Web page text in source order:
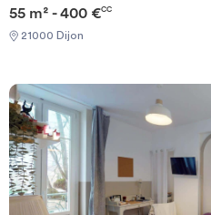
Garantie Visale obligatoirement
[ENG] CHECK-IN CAN ONLY BE DONE ON WEEKDAYS AND
NOT AT WEEKENDS +++You must provide a Visale Guarantee
55 m² - 400 €CC
21000 Dijon